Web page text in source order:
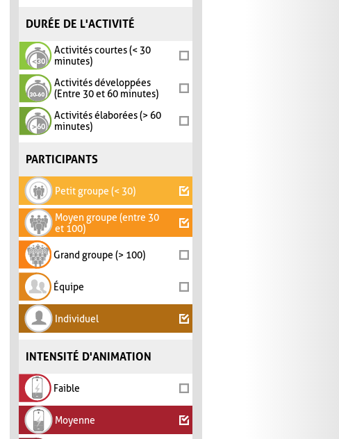
DURÉE DE L'ACTIVITÉ
Activités courtes (< 30
minutes)
Activités développées
(Entre 30 et 60 minutes)
Activités élaborées (> 60
minutes)
PARTICIPANTS
Petit groupe (< 30)
Moyen groupe (entre 30
et 100)
Grand groupe (> 100)
Équipe
Individuel
INTENSITÉ D'ANIMATION
Faible
Moyenne